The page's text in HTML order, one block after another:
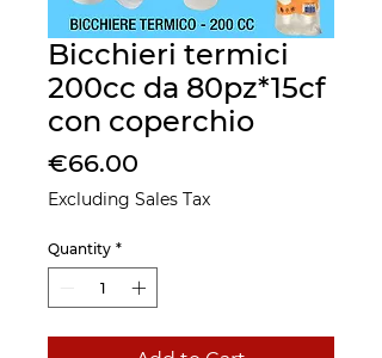
Bicchieri termici
200cc da 80pz*15cf
con coperchio
€66.00
Excluding Sales Tax
Quantity *